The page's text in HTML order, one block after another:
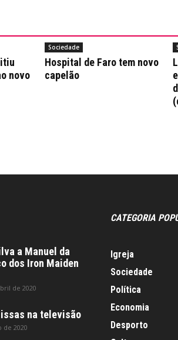
novo
Sociedade
Hospital de Faro tem novo
capelão
a Manuel da
dos Iron Maiden
de 2020
na televisão
de 2020
CATEGORIA
Igreja
Sociedade
Política
Economia
Desporto